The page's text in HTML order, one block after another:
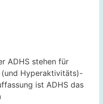
ADHS stehen für
Hyperaktivitäts)-
ist ADHS das